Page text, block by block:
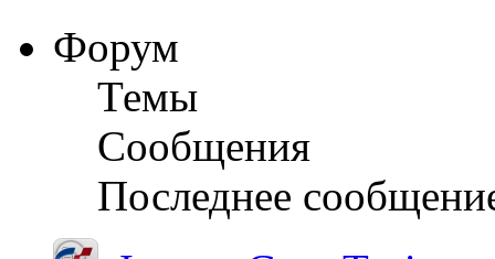
Форум
Темы
Сообщения
Последнее